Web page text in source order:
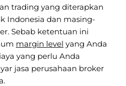
trading yang diterapkan
Indonesia dan masing-
Sebab ketentuan ini
margin level yang Anda
yang perlu Anda
jasa perusahaan broker